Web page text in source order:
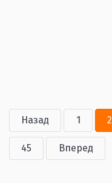
Назад 1 2
45 Вперед